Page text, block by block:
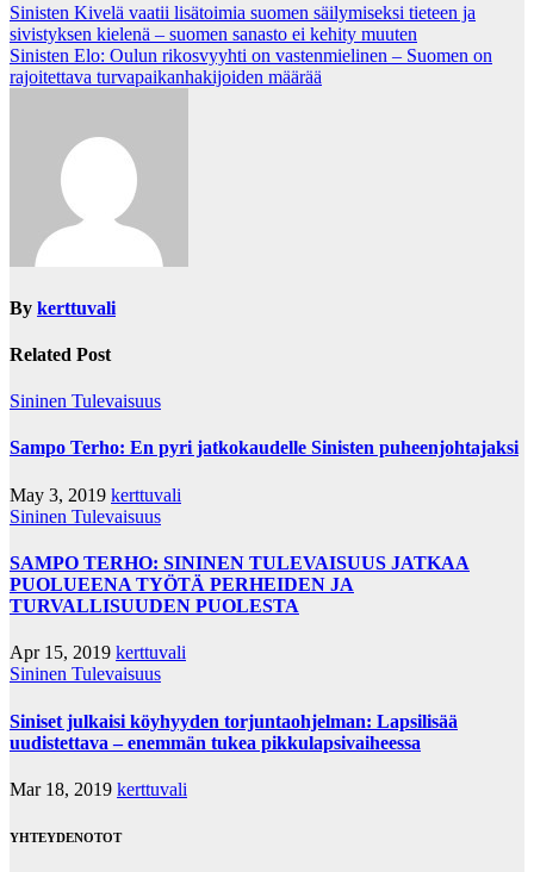
Post
navigation
Sinisten Kivelä vaatii lisätoimia suomen säilymiseksi tieteen ja
sivistyksen kielenä – suomen sanasto ei kehity muuten
Sinisten Elo: Oulun rikosvyyhti on vastenmielinen – Suomen on
rajoitettava turvapaikanhakijoiden määrää
By kerttuvali
Related Post
Sininen Tulevaisuus
Sampo Terho: En pyri jatkokaudelle Sinisten puheenjohtajaksi
May 3, 2019 kerttuvali
Sininen Tulevaisuus
SAMPO TERHO: SININEN TULEVAISUUS JATKAA
PUOLUEENA TYÖTÄ PERHEIDEN JA
TURVALLISUUDEN PUOLESTA
Apr 15, 2019 kerttuvali
Sininen Tulevaisuus
Siniset julkaisi köyhyyden torjuntaohjelman: Lapsilisää
uudistettava – enemmän tukea pikkulapsivaiheessa
Mar 18, 2019 kerttuvali
YHTEYDENOTOT